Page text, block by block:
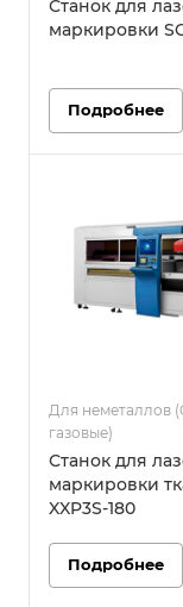
Станок для
маркировки
Подробнее
Для неметаллов
газовые)
Станок для
маркировки
XXP3S-180
Подробнее